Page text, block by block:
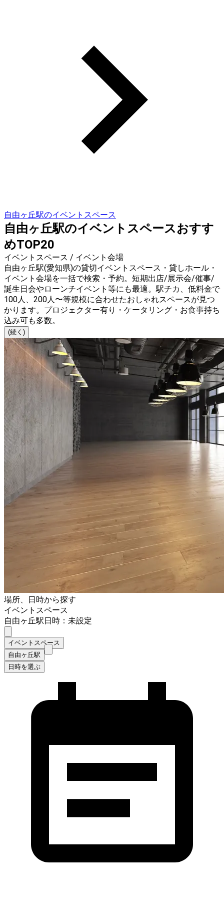
自由ヶ丘駅のイベントスペース
自由ヶ丘駅のイベントスペースおすす
めTOP20
イベントスペース / イベント会場
自由ヶ丘駅(愛知県)の貸切イベントスペース・貸しホール・
イベント会場を一括で検索・予約。短期出店/展示会/催事/
誕生日会やローンチイベント等にも最適。駅チカ、低料金で
100人、200人〜等規模に合わせたおしゃれスペースが見つ
かります。プロジェクター有り・ケータリング・お食事持ち
込み可も多数。
(続く)
場所、日時から探す
イベントスペース
自由ヶ丘駅日時：未設定
イベントスペース
自由ヶ丘駅
日時を選ぶ